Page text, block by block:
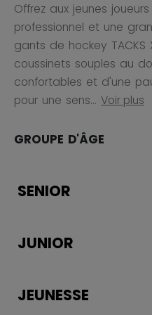
Offrez aux jeunes
professionnel et une
gants de hockey TACKS
coussinets souples au
confortables et d'une
pour une sens... Voir plus
GROUPE D'ÂGE
SENIOR
JUNIOR
JEUNESSE